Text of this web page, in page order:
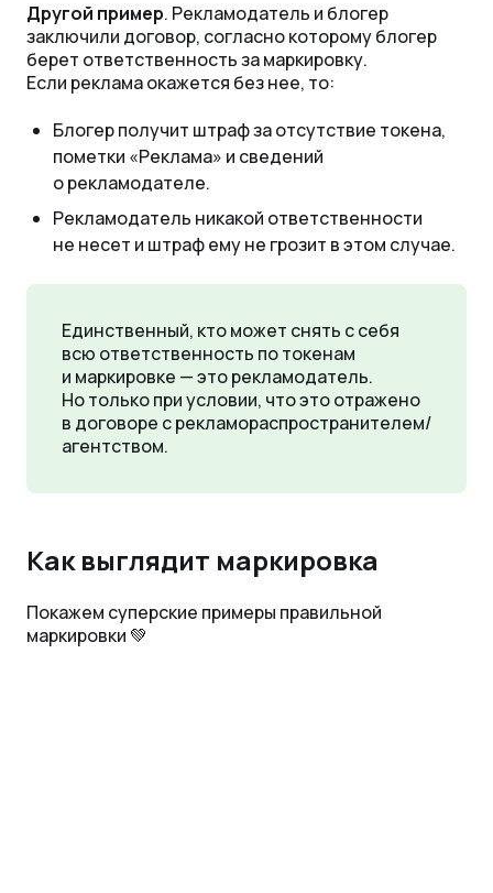
Другой пример. Рекламодатель и блогер
заключили договор, согласно которому блогер
берет ответственность за маркировку.
Если реклама окажется без нее, то:
Блогер получит штраф за отсутствие токена,
пометки «Реклама» и сведений
о рекламодателе.
Рекламодатель никакой ответственности
не несет и штраф ему не грозит в этом случае.
Единственный, кто может снять с себя
всю ответственность по токенам
и маркировке — это рекламодатель.
Но только при условии, что это отражено
в договоре с рекламораспространителем/
агентством.
Как выглядит маркировка
Покажем суперские примеры правильной
маркировки 💚